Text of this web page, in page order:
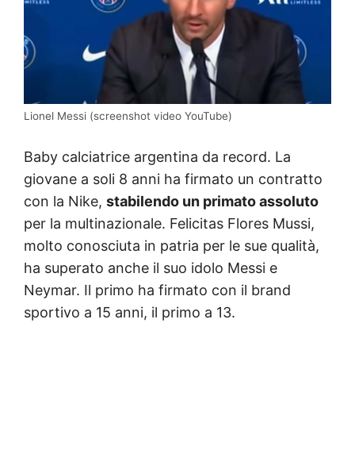
Lionel Messi (screenshot video YouTube)
Baby calciatrice argentina da record. La
giovane a soli 8 anni ha firmato un contratto
con la Nike, stabilendo un primato assoluto
per la multinazionale. Felicitas Flores Mussi,
molto conosciuta in patria per le sue qualità,
ha superato anche il suo idolo Messi e
Neymar. Il primo ha firmato con il brand
sportivo a 15 anni, il primo a 13.